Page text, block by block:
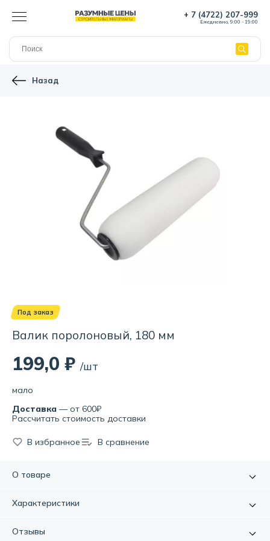
+ 7 (4722) 207-999
Ежедневно, 9:00 - 19:00
Назад
Под заказ
Валик поролоновый, 180 мм
199,0 ₽ /шт
мало
Доставка — от 600₽
Рассчитать стоимость доставки
В избранное В сравнение
О товаре
латексными красками и водорастворимыми лаками.
Характеристики
Длина:
Отзывы